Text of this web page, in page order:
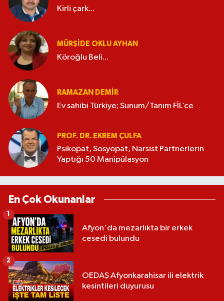
Kirli çark...
MÜRŞIDE OKLU AYHAN
Köroğlu Beli...
RAMAZAN DEMİR
Ev sahibi Türkiye; Sunum/Tanım FİL’ce
PROF. DR. EKREM ÇULFA
Psikopat, Sosyopat, Narsist Partnerlerin
Yaptığı 50 Manipülasyon
En Çok Okunanlar
Afyon'da mezarlıkta bir erkek
cesedi bulundu
1
OEDAŞ Afyonkarahisar ili elektrik
kesintileri duyurusu
2